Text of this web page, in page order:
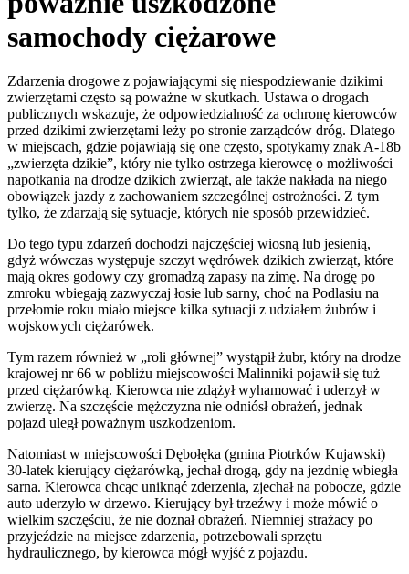
samochody ciężarowe
Zdarzenia drogowe z pojawiającymi się niespodziewanie dzikimi
zwierzętami często są poważne w skutkach. Ustawa o drogach
publicznych wskazuje, że odpowiedzialność za ochronę kierowców
przed dzikimi zwierzętami leży po stronie zarządców dróg. Dlatego
w miejscach, gdzie pojawiają się one często, spotykamy znak A-18b
„zwierzęta dzikie”, który nie tylko ostrzega kierowcę o możliwości
napotkania na drodze dzikich zwierząt, ale także nakłada na niego
obowiązek jazdy z zachowaniem szczególnej ostrożności. Z tym
tylko, że zdarzają się sytuacje, których nie sposób przewidzieć.
Do tego typu zdarzeń dochodzi najczęściej wiosną lub jesienią,
gdyż wówczas występuje szczyt wędrówek dzikich zwierząt, które
mają okres godowy czy gromadzą zapasy na zimę. Na drogę po
zmroku wbiegają zazwyczaj łosie lub sarny, choć na Podlasiu na
przełomie roku miało miejsce kilka sytuacji z udziałem żubrów i
wojskowych ciężarówek.
Tym razem również w „roli głównej” wystąpił żubr, który na drodze
krajowej nr 66 w pobliżu miejscowości Malinniki pojawił się tuż
przed ciężarówką. Kierowca nie zdążył wyhamować i uderzył w
zwierzę. Na szczęście mężczyzna nie odniósł obrażeń, jednak
pojazd uległ poważnym uszkodzeniom.
Natomiast w miejscowości Dębołęka (gmina Piotrków Kujawski)
30-latek kierujący ciężarówką, jechał drogą, gdy na jezdnię wbiegła
sarna. Kierowca chcąc uniknąć zderzenia, zjechał na pobocze, gdzie
auto uderzyło w drzewo. Kierujący był trzeźwy i może mówić o
wielkim szczęściu, że nie doznał obrażeń. Niemniej strażacy po
przyjeździe na miejsce zdarzenia, potrzebowali sprzętu
hydraulicznego, by kierowca mógł wyjść z pojazdu.